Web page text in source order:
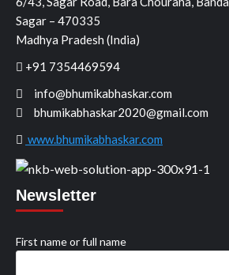
Sagar – 470335
Madhya Pradesh (India)
+91 7354469594
info@bhumikabhaskar.com
bhumikabhaskar2020@gmail.com
www.bhumikabhaskar.com
Newsletter
First name or full name